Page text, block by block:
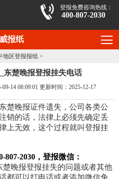
登报免费咨询热线：
400-807-2030
报纸
地区登报报纸 >
东楚晚报登报挂失电话
14 08:09:01 更新时间：2025-12-17
楚晚报证件遗失，公司各类公
销的话，法律上必须先确定丢
上无效，这个过程就叫登报挂
2030，登报微信：
楚晚报登报挂失的问题或者其他